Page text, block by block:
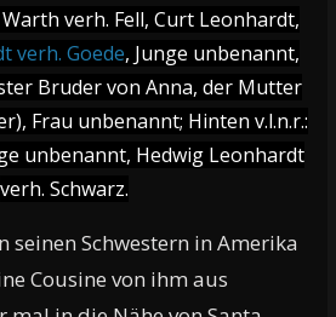
verh. Fell, Curt Leonhardt,
verh. Goede, Junge unbenannt,
Bruder von Anna, der Mutter
Frau unbenannt; Hinten v.l.n.r.:
unbenannt, Hedwig Leonhardt
verh. Schwarz.
seinen Schwestern in Amerika
Cousine von ihm aus